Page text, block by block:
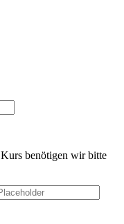
benötigen wir bitte